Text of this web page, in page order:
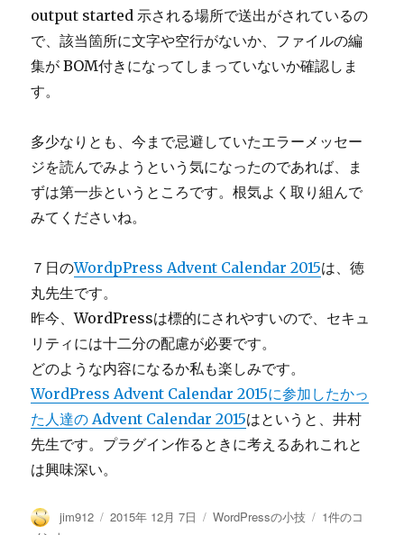
output started 示される場所で送出がされているの
で、該当箇所に文字や空行がないか、ファイルの編
集が BOM付きになってしまっていないか確認しま
す。
多少なりとも、今まで忌避していたエラーメッセー
ジを読んでみようという気になったのであれば、ま
ずは第一歩というところです。根気よく取り組んで
みてくださいね。
７日のWordpPress Advent Calendar 2015は、徳
丸先生です。
昨今、WordPressは標的にされやすいので、セキュ
リティには十二分の配慮が必要です。
どのような内容になるか私も楽しみです。
WordPress Advent Calendar 2015に参加したかっ
た人達の Advent Calendar 2015はというと、井村
先生です。プラグイン作るときに考えるあれこれと
は興味深い。
投
jim912
投
2015年 12月 7日
カ
WordPressの小技
WordPress
1件のコ